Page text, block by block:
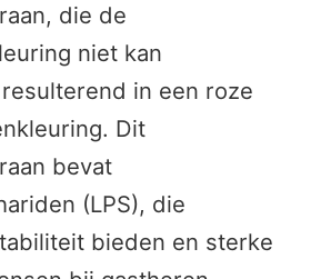
die de
niet kan
in een roze
Dit
bevat
(LPS), die
bieden en sterke